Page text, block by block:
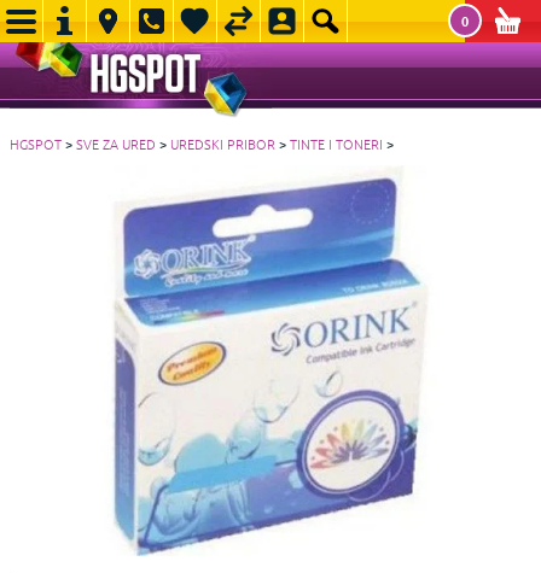
0
HGSPOT>SVE ZA URED > UREDSKI PRIBOR >TINTE I TONERI >